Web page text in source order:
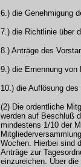
6.) die Genehmigung
7.) die Richtlinie über
8.) Anträge des
9.) die Ernennung von
10.) die Auflösung des
(2) Die ordentliche
werden auf Beschluß
mindestens 1/10 der
Wochen. Hierbei sind
Anträge zur
einzureichen. Über